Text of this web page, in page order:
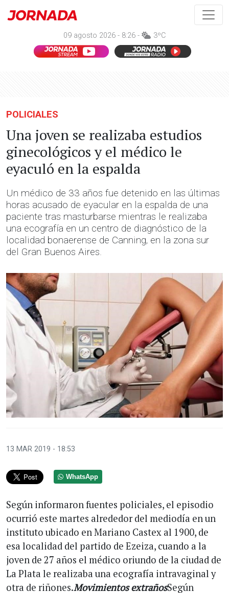
09 agosto 2026 - 8:26 - 3ºC
POLICIALES
Una joven se realizaba estudios
ginecológicos y el médico le
eyaculó en la espalda
Un médico de 33 años fue detenido en las últimas
horas acusado de eyacular en la espalda de una
paciente tras masturbarse mientras le realizaba
una ecografía en un centro de diagnóstico de la
localidad bonaerense de Canning, en la zona sur
del Gran Buenos Aires.
13 MAR 2019 - 18:53
WhatsApp
Según informaron fuentes policiales, el episodio
ocurrió este martes alrededor del mediodía en un
instituto ubicado en Mariano Castex al 1900, de
esa localidad del partido de Ezeiza, cuando a la
joven de 27 años el médico oriundo de la ciudad de
La Plata le realizaba una ecografía intravaginal y
otra de riñones.Movimientos extrañosSegún